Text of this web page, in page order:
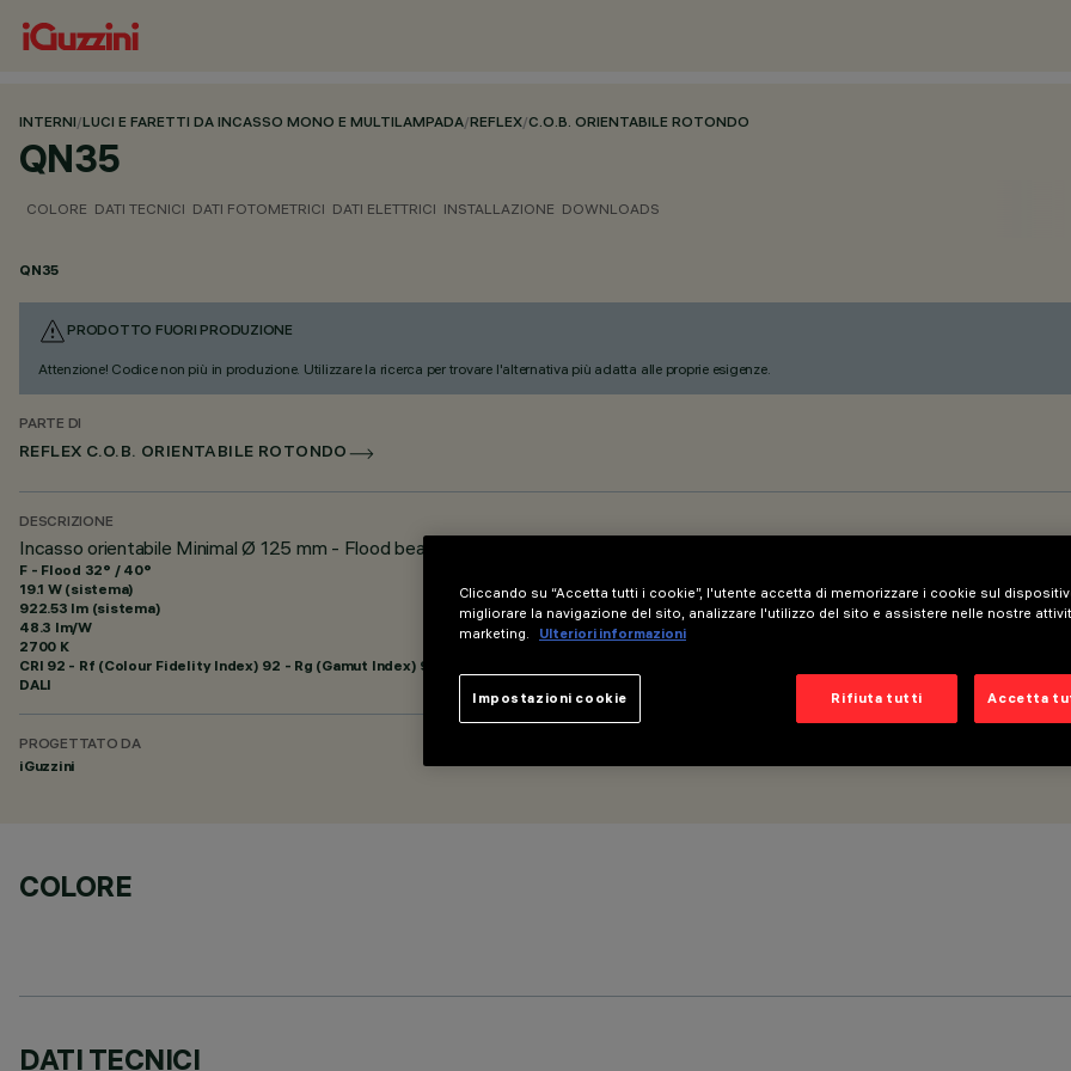
INTERNI/LUCI E FARETTI DA INCASSO MONO E MULTILAMPADA/REFLEX/C.O.B. ORIENTABILE ROTONDO
QN35
COLORE DATI TECNICI DATI FOTOMETRICI DATI ELETTRICI INSTALLAZIONE DOWNLOADS
QN35
PRODOTTO FUORI PRODUZIONE
Attenzione! Codice non più in produzione. Utilizzare la ricerca per trovare l'alternativa più adatta alle proprie esigenze.
PARTE DI
REFLEX C.O.B. ORIENTABILE ROTONDO
DESCRIZIONE
Incasso orientabile Minimal Ø 125 mm - Flood beam - DALI
F - Flood 32° / 40°
19.1 W (sistema)
922.53 lm (sistema)
48.3 lm/W
2700 K
CRI 92 - Rf (Colour Fidelity Index) 92 - Rg (Gamut Index) 99
DALI
PROGETTATO DA
iGuzzini
COLORE
DATI TECNICI
Cliccando su “Accetta tutti i cookie”, l'utente accetta di memorizzare i cookie sul
migliorare la navigazione del sito, analizzare l'utilizzo del sito e assistere nelle nostre
marketing.
Ulteriori informazioni
Rifiuta tutti Accetta
Impostazioni cookie